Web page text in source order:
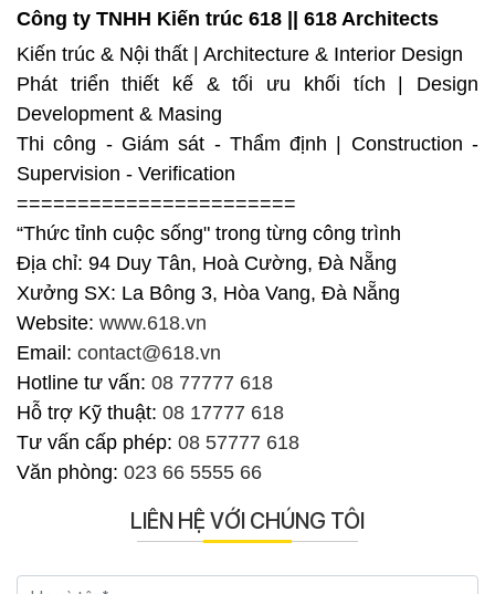
Công ty TNHH Kiến trúc 618 || 618 Architects
Kiến trúc & Nội thất | Architecture & Interior Design
Phát triển thiết kế & tối ưu khối tích | Design
Development & Masing
Thi công - Giám sát - Thẩm định | Construction -
Supervision - Verification
=======================
“Thức tỉnh cuộc sống" trong từng công trình
Địa chỉ: 94 Duy Tân, Hoà Cường, Đà Nẵng
Xưởng SX: La Bông 3, Hòa Vang, Đà Nẵng
Website: www.618.vn
Email: contact@618.vn
Hotline tư vấn: 08 77777 618
Hỗ trợ Kỹ thuật: 08 17777 618
Tư vấn cấp phép: 08 57777 618
Văn phòng: 023 66 5555 66
LIÊN HỆ VỚI CHÚNG TÔI